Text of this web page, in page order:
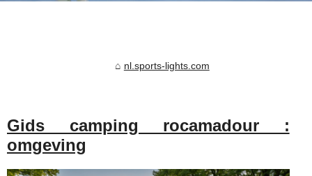
nl.sports-lights.com
Gids camping rocamadour :
omgeving